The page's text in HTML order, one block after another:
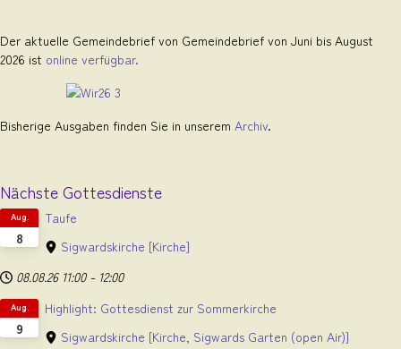
Der aktuelle Gemeindebrief von Gemeindebrief von Juni bis August
2026 ist online verfügbar.
Bisherige Ausgaben finden Sie in unserem Archiv.
Nächste Gottesdienste
8
Aug.
Taufe
Sigwardskirche [Kirche]
08.08.26 11:00 - 12:00
9
Aug.
Highlight: Gottesdienst zur Sommerkirche
Sigwardskirche [Kirche, Sigwards Garten (open Air)]